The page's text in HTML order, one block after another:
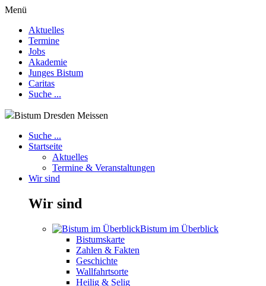
Menü
Aktuelles
Termine
Jobs
Akademie
Junges Bistum
Caritas
Suche ...
Bistum Dresden Meissen
Suche ...
Startseite
Aktuelles
Termine & Veranstaltungen
Wir sind
Wir sind
Bistum im Überblick
Bistumskarte
Zahlen & Fakten
Geschichte
Wallfahrtsorte
Heilig & Selig